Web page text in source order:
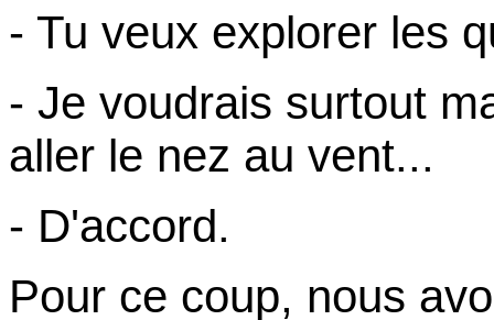
- Tu veux explorer les
- Je voudrais surtout
aller le nez au vent...
- D'accord.
Pour ce coup, nous